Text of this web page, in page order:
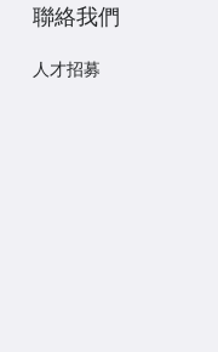
聯絡我們
人才招募